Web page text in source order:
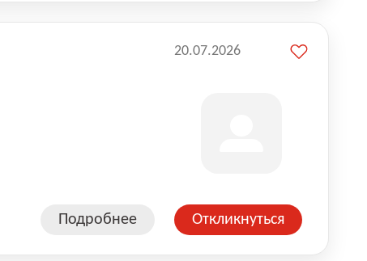
Подробнее
20.07.2026
Откликнуться